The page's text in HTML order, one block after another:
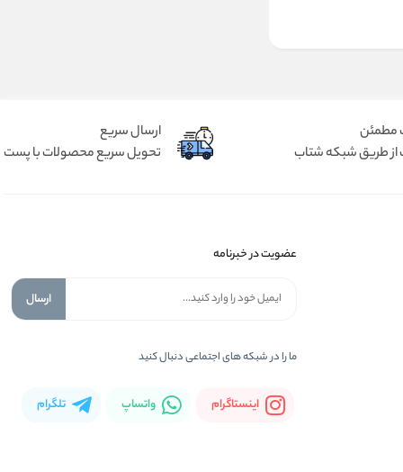
مطمئن
از طریق شبکه شتاب
ارسال سریع
تحویل سریع محصولات با پست
عضویت در خبرنامه
ارسال
ما را در شبكه های اجتماعی دنبال کنید
اینستاگرام واتساپ تلگرام